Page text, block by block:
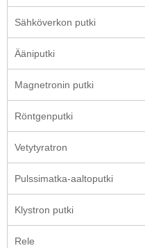
Sähköverkon putki
Ääniputki
Magnetronin putki
Röntgenputki
Vetytyratron
Pulssimatka-aaltoputki
Klystron putki
Rele